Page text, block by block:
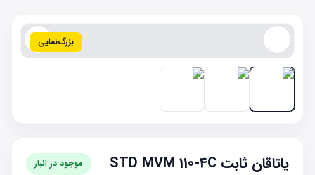
بزرگ‌نمایی
یاتاقان ثابت STD MVM 110-4C موجود در انبار